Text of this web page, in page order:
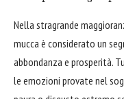
Nella stragrande
mucca è considerato un
abbondanza e prosperità.
le emozioni provate nel